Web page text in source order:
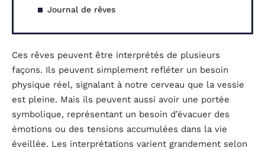
Journal de rêves
Ces rêves peuvent être interprétés de plusieurs
façons. Ils peuvent simplement refléter un besoin
physique réel, signalant à notre cerveau que la vessie
est pleine. Mais ils peuvent aussi avoir une portée
symbolique, représentant un besoin d’évacuer des
émotions ou des tensions accumulées dans la vie
éveillée. Les interprétations varient grandement selon